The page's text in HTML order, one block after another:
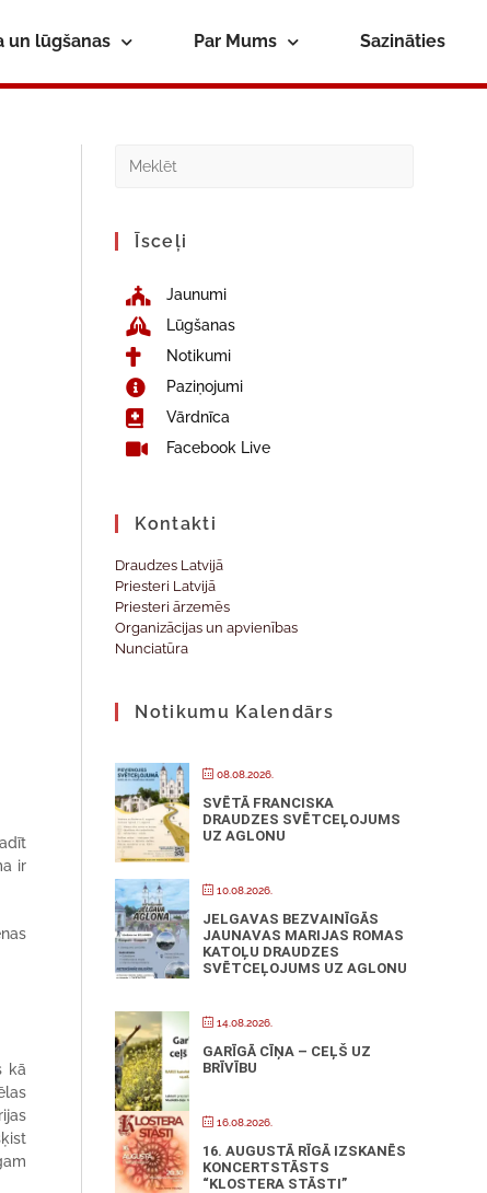
un lūgšanas Par Mums Sazināties
ir
kā
Īsceļi
Jaunumi
Lūgšanas
Notikumi
Paziņojumi
Vārdnīca
Facebook Live
Kontakti
Draudzes Latvijā
Priesteri Latvijā
Priesteri ārzemēs
Organizācijas un apvienības
Nunciatūra
Notikumu Kalendārs
08.08.2026.
SVĒTĀ FRANCISKA
DRAUDZES SVĒTCEĻOJUMS
UZ AGLONU
10.08.2026.
JELGAVAS BEZVAINĪGĀS
JAUNAVAS MARIJAS ROMAS
KATOĻU DRAUDZES
SVĒTCEĻOJUMS UZ AGLONU
14.08.2026.
GARĪGĀ CĪŅA – CEĻŠ UZ
BRĪVĪBU
16.08.2026.
16. AUGUSTĀ RĪGĀ IZSKANĒS
KONCERTSTĀSTS
“KLOSTERA STĀSTI”